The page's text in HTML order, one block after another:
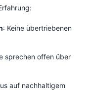
: Keine übertriebenen
sprechen offen über
auf nachhaltigem